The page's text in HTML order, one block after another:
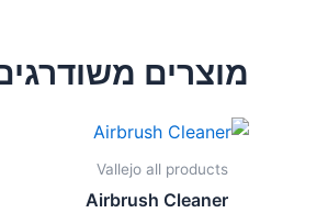
מוצרים
Vallejo all products
Airbrush Cleaner